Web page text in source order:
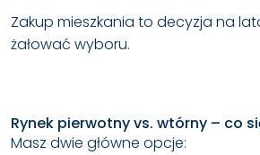
Zakup mieszkania to decyzja na
żałować wyboru.
Rynek pierwotny vs. wtórny – co
Masz dwie główne opcje: